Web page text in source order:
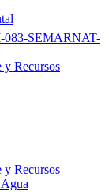
083-SEMARNAT-
y Recursos
y Recursos